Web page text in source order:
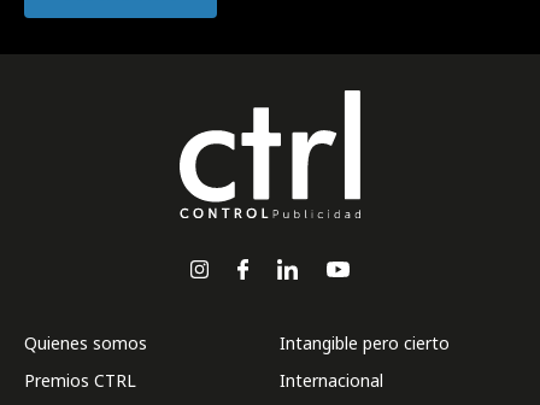
Quienes somos
Premios CTRL
Intangible pero cierto
Internacional